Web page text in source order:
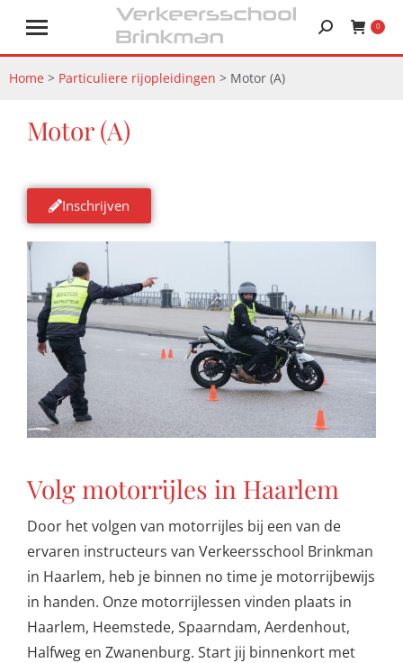
0
Home > Particuliere rijopleidingen > Motor (A)
Motor (A)
Inschrijven
Volg motorrijles in Haarlem
Door het volgen van motorrijles bij een van de
ervaren instructeurs van Verkeersschool Brinkman
in Haarlem, heb je binnen no time je motorrijbewijs
in handen. Onze motorrijlessen vinden plaats in
Haarlem, Heemstede, Spaarndam, Aerdenhout,
Halfweg en Zwanenburg. Start jij binnenkort met